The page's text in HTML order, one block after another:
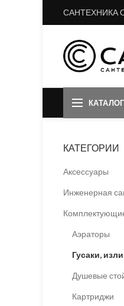
САНТЕХНИКА
КАТЕГОРИИ
Аксессуары
Инженерная
Аэраторы
Гусаки,
Душевые
Картриджи